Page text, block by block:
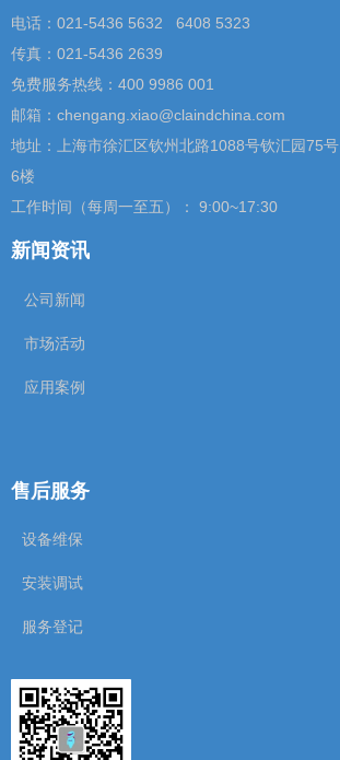
电话：021-5436 5632 6408 5323
传真：021-5436 2639
免费服务热线：400 9986 001
邮箱：chengang.xiao@claindchina.com
地址：上海市徐汇区钦州北路1088号钦汇园75号
6楼
工作时间（每周一至五）： 9:00~17:30
新闻资讯
公司新闻
市场活动
应用案例
售后服务
设备维保
安装调试
服务登记